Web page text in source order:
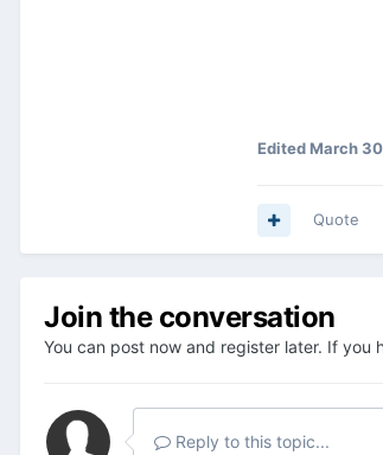
EditedMarch
Quote
Join the conversation
You can post now and register later. If you
Reply to this topic...